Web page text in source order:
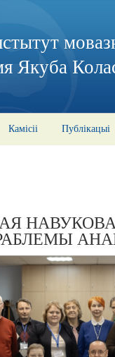
Якуба
Камісіі Публікацыі